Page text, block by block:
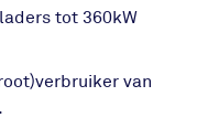
tot 360kW
van